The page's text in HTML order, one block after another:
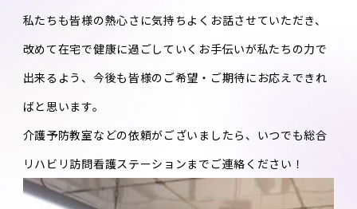
私たちも皆様の熱心さに気持ちよくお話させていただき、
改めて在宅で健康に過ごしていくお手伝いが私たちの力で
出来るよう、今後も皆様のご希望・ご期待にお応えできれ
ばと思います。
介護予防教室などの依頼がございましたら、いつでも総合
リハビリ訪問看護ステーションまでご連絡ください！